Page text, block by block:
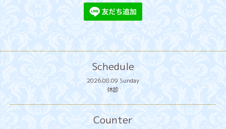
Schedule
2026.08.09 Sunday
休診
Counter